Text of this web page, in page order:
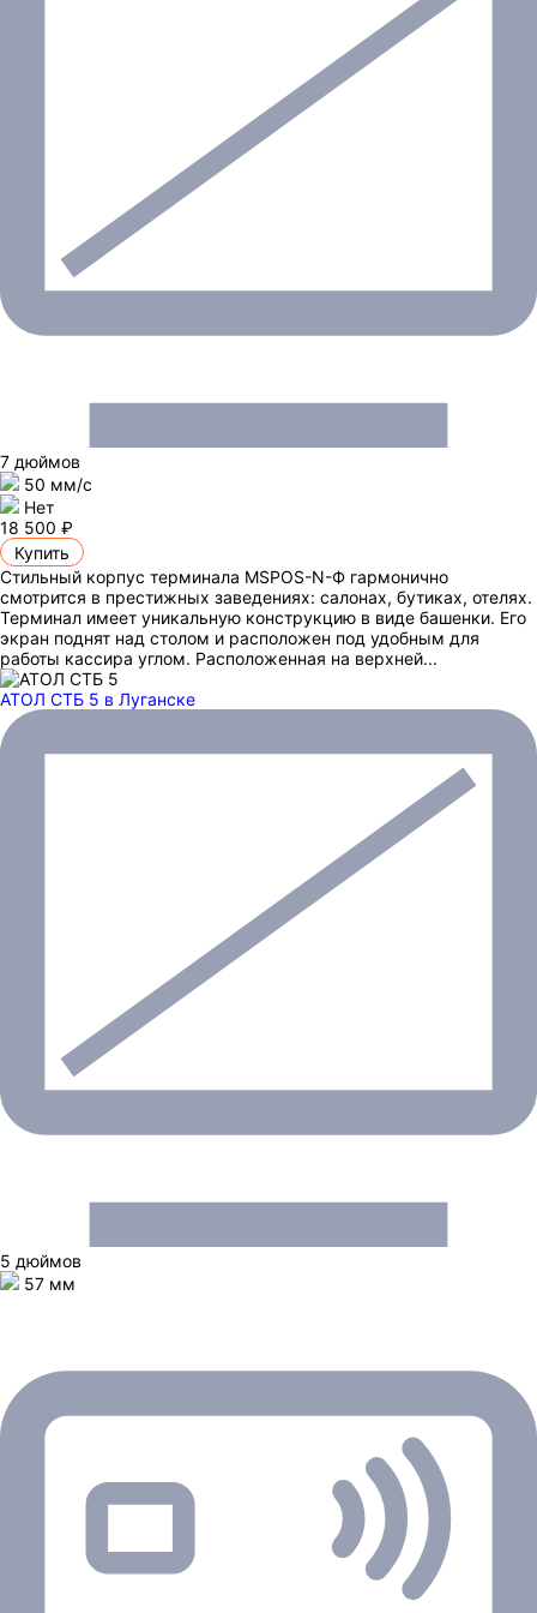
7 дюймов
50 мм/c
Нет
18 500 ₽
Купить
Стильный корпус терминала MSPOS-N-Ф гармонично
смотрится в престижных заведениях: салонах, бутиках, отелях.
Терминал имеет уникальную конструкцию в виде башенки. Его
экран поднят над столом и расположен под удобным для
работы кассира углом. Расположенная на верхней...
АТОЛ СТБ 5 в Луганске
5 дюймов
57 мм